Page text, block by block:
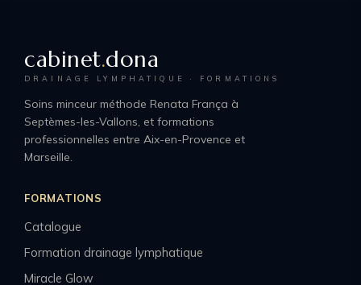
cabinet.dona
DRAINAGE LYMPHATIQUE · FORMATIONS
Soins minceur méthode Renata França à
Septèmes-les-Vallons, et formations
professionnelles entre Aix-en-Provence et
Marseille.
FORMATIONS
Catalogue
Formation drainage lymphatique
Miracle Glow